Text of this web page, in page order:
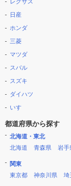
レクサス
日産
ホンダ
三菱
マツダ
スバル
スズキ
ダイハツ
いすゞ
都道府県から探す
北海道・東北
北海道
青森県 岩手
関東
東京都
神奈川県 埼